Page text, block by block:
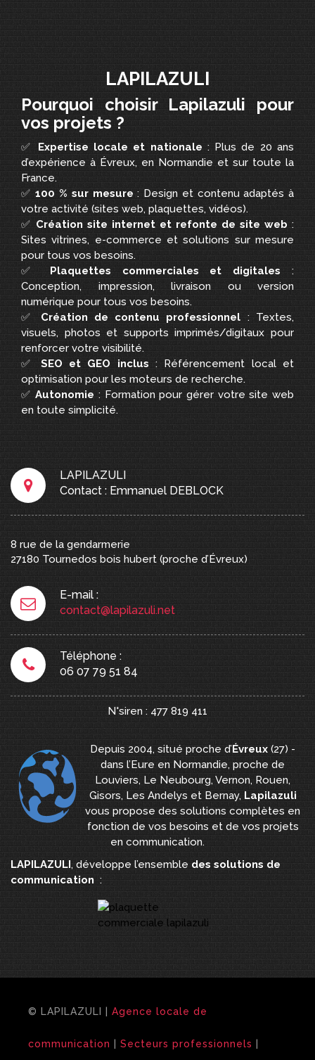
LAPILAZULI
Pourquoi choisir Lapilazuli pour
vos projets ?
✅ Expertise locale et nationale : Plus de 20 ans
d’expérience à Évreux, en Normandie et sur toute la
France.
✅100 % sur mesure : Design et contenu adaptés à
votre activité (sites web, plaquettes, vidéos).
✅ Création site internet et refonte de site web :
Sites vitrines, e-commerce et solutions sur mesure
pour tous vos besoins.
✅ Plaquettes commerciales et digitales :
Conception, impression, livraison ou version
numérique pour tous vos besoins.
✅ Création de contenu professionnel : Textes,
visuels, photos et supports imprimés/digitaux pour
renforcer votre visibilité.
✅ SEO et GEO inclus : Référencement local et
optimisation pour les moteurs de recherche.
✅Autonomie : Formation pour gérer votre site web
en toute simplicité.
LAPILAZULI
Contact : Emmanuel DEBLOCK
8 rue de la gendarmerie
27180 Tournedos bois hubert (proche d’Évreux)
E-mail :
contact@lapilazuli.net
Téléphone :
06 07 79 51 84
N°siren : 477 819 411
Depuis 2004, situé proche d’Évreux (27) -
dans l’Eure en Normandie, proche de
Louviers, Le Neubourg, Vernon, Rouen,
Gisors, Les Andelys et Bernay, Lapilazuli
vous propose des solutions complètes en
fonction de vos besoins et de vos projets
en communication.
LAPILAZULI, développe l’ensemble des solutions de
communication :
© LAPILAZULI | Agence locale de
communication Secteurs professionnels